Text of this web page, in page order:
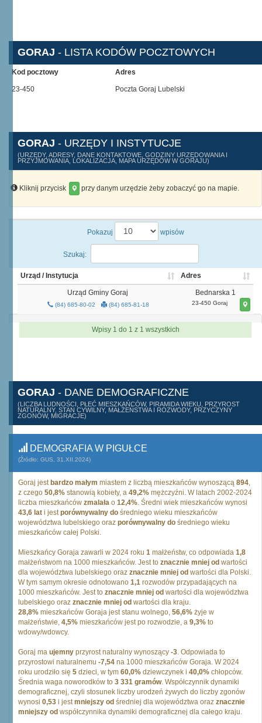
GORAJ - LISTA KODÓW POCZTOWYCH
Kod pocztowy Adres
23-450 Poczta Goraj Lubelski
GORAJ - URZĘDY I INSTYTUCJE
(URZĘDY, ADRESY, DANE KONTAKTOWE, GODZINY URZĘDOWANIA I
PRZYJMOWANIA, LOKALIZACJA, MAPA URZĘDÓW W GORAJU)
Kliknij przycisk przy danym urzędzie żeby zobaczyć go na mapie.
Pokazuj wpisów
Szukaj:
Urząd / Instytucja Adres
Urząd Gminy Goraj
(84) 685-80-02 (84) 685-81-18
Bednarska 1
23-450 Goraj
Wpisy 1 do 1 z 1 wszystkich
GORAJ - DANE DEMOGRAFICZNE
(LICZBA LUDNOŚCI, PŁEĆ MIESZKAŃCÓW, PIRAMIDA WIEKU, PRZYROST
NATURALNY, STAN CYWILNY, MAŁŻEŃSTWA I ROZWODY, PRZYCZYNY
ZGONÓW, MIGRACJE)
DEMOGRAFIA W PIGUŁCE
(Źródło: GUS, 31.XII.2024)
Goraj jest bardzo małym miastem z liczbą mieszkańców wynoszącą 894,
z czego 50,8% stanowią kobiety, a 49,2% mężczyźni. W latach 2002-2024
liczba mieszkańców zmalała o 12,4%. Średni wiek mieszkańców wynosi
43,6 lat i jestporównywalny do średniego wieku mieszkańców
województwa lubelskiego oraz porównywalny do średniego wieku
mieszkańców całej Polski.
Mieszkańcy Goraja zawarli w 2024 roku 1 małżeństw, co odpowiada 1,8
małżeństwom na 1000 mieszkańców. Jest to znacznie mniej od wartości
dla województwa lubelskiego oraz znacznie mniej od wartości dla Polski.
W tym samym okresie odnotowano 1,1 rozwodów przypadających na
1000 mieszkańców. Jest to znacznie mniej od wartości dla województwa
lubelskiego oraz znacznie mniej od wartości dla kraju.
28,8% mieszkańców Goraja jest stanu wolnego, 56,6% żyje w
małżeństwie, 4,5% mieszkańców jest po rozwodzie, a 9,3% to
wdowy/wdowcy.
Goraj ma ujemny przyrost naturalny wynoszący -3. Odpowiada to
przyrostowi naturalnemu -7,54 na 1000 mieszkańców Goraja. W 2024
roku urodziło się 5 dzieci, w tym 60,0% dziewczynek i 40,0% chłopców.
Średnia waga noworodków to 3 331 gramów. Współczynnik dynamiki
demograficznej, czyli stosunek liczby urodzeń żywych do liczby zgonów
wynosi 0,53 i jestmniejszy od średniej dla województwa oraz znacznie
mniejszy od współczynnika dynamiki demograficznej dla całego kraju.